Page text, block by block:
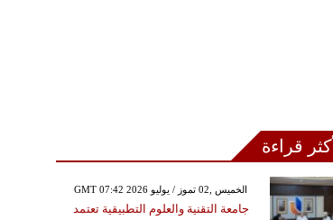
قراءة
GMT 07:42 2026 الخميس ,02 تموز / يوليو
جامعة التقنية والعلوم التطبيقية تعتمد